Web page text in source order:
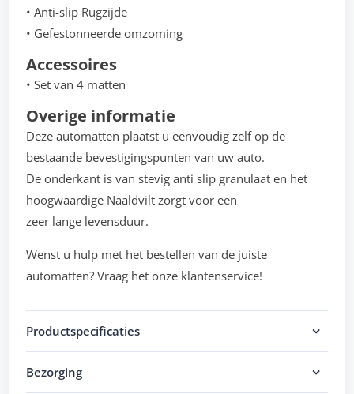
• Anti-slip Rugzijde
• Gefestonneerde omzoming
Accessoires
• Set van 4 matten
Overige informatie
Deze automatten plaatst u eenvoudig zelf op de
bestaande bevestigingspunten van uw auto.
De onderkant is van stevig anti slip granulaat en het
hoogwaardige Naaldvilt zorgt voor een
zeer lange levensduur.
Wenst u hulp met het bestellen van de juiste
automatten? Vraag het onze klantenservice!
Productspecificaties
Bezorging